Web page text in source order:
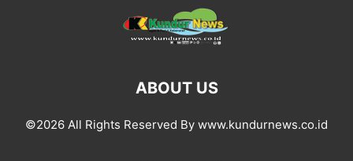
ABOUT US
©2026 All Rights Reserved By www.kundurnews.co.id